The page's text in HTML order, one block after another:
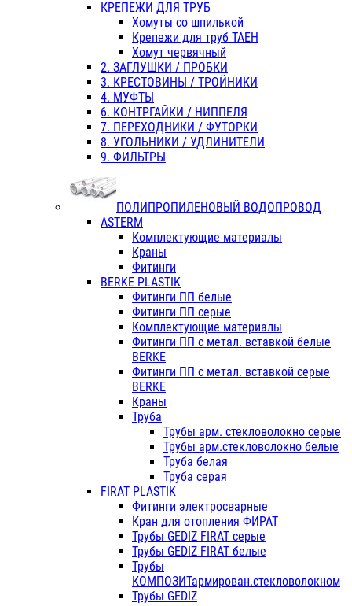
КРЕПЕЖИ ДЛЯ ТРУБ
Хомуты со шпилькой
Крепежи для труб ТАЕН
Хомут червячный
2. ЗАГЛУШКИ / ПРОБКИ
3. КРЕСТОВИНЫ / ТРОЙНИКИ
4. МУФТЫ
6. КОНТРГАЙКИ / НИППЕЛЯ
7. ПЕРЕХОДНИКИ / ФУТОРКИ
8. УГОЛЬНИКИ / УДЛИНИТЕЛИ
9. ФИЛЬТРЫ
ПОЛИПРОПИЛЕНОВЫЙ ВОДОПРОВОД
ASTERM
Комплектующие материалы
Краны
Фитинги
BERKE PLASTIK
Фитинги ПП белые
Фитинги ПП серые
Комплектующие материалы
Фитинги ПП с метал. вставкой белые
BERKE
Фитинги ПП с метал. вставкой серые
BERKE
Краны
Труба
Трубы арм. стекловолокно серые
Трубы арм.стекловолокно белые
Труба белая
Труба серая
FIRAT PLASTIK
Фитинги электросварные
Кран для отопления ФИРАТ
Трубы GEDIZ FIRAT серые
Трубы GEDIZ FIRAT белые
Трубы
КОМПОЗИТармирован.стекловолокном
Трубы GEDIZ